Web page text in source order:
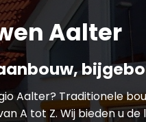
Aalter
Aalter? Traditionele
A tot Z. Wij bieden u